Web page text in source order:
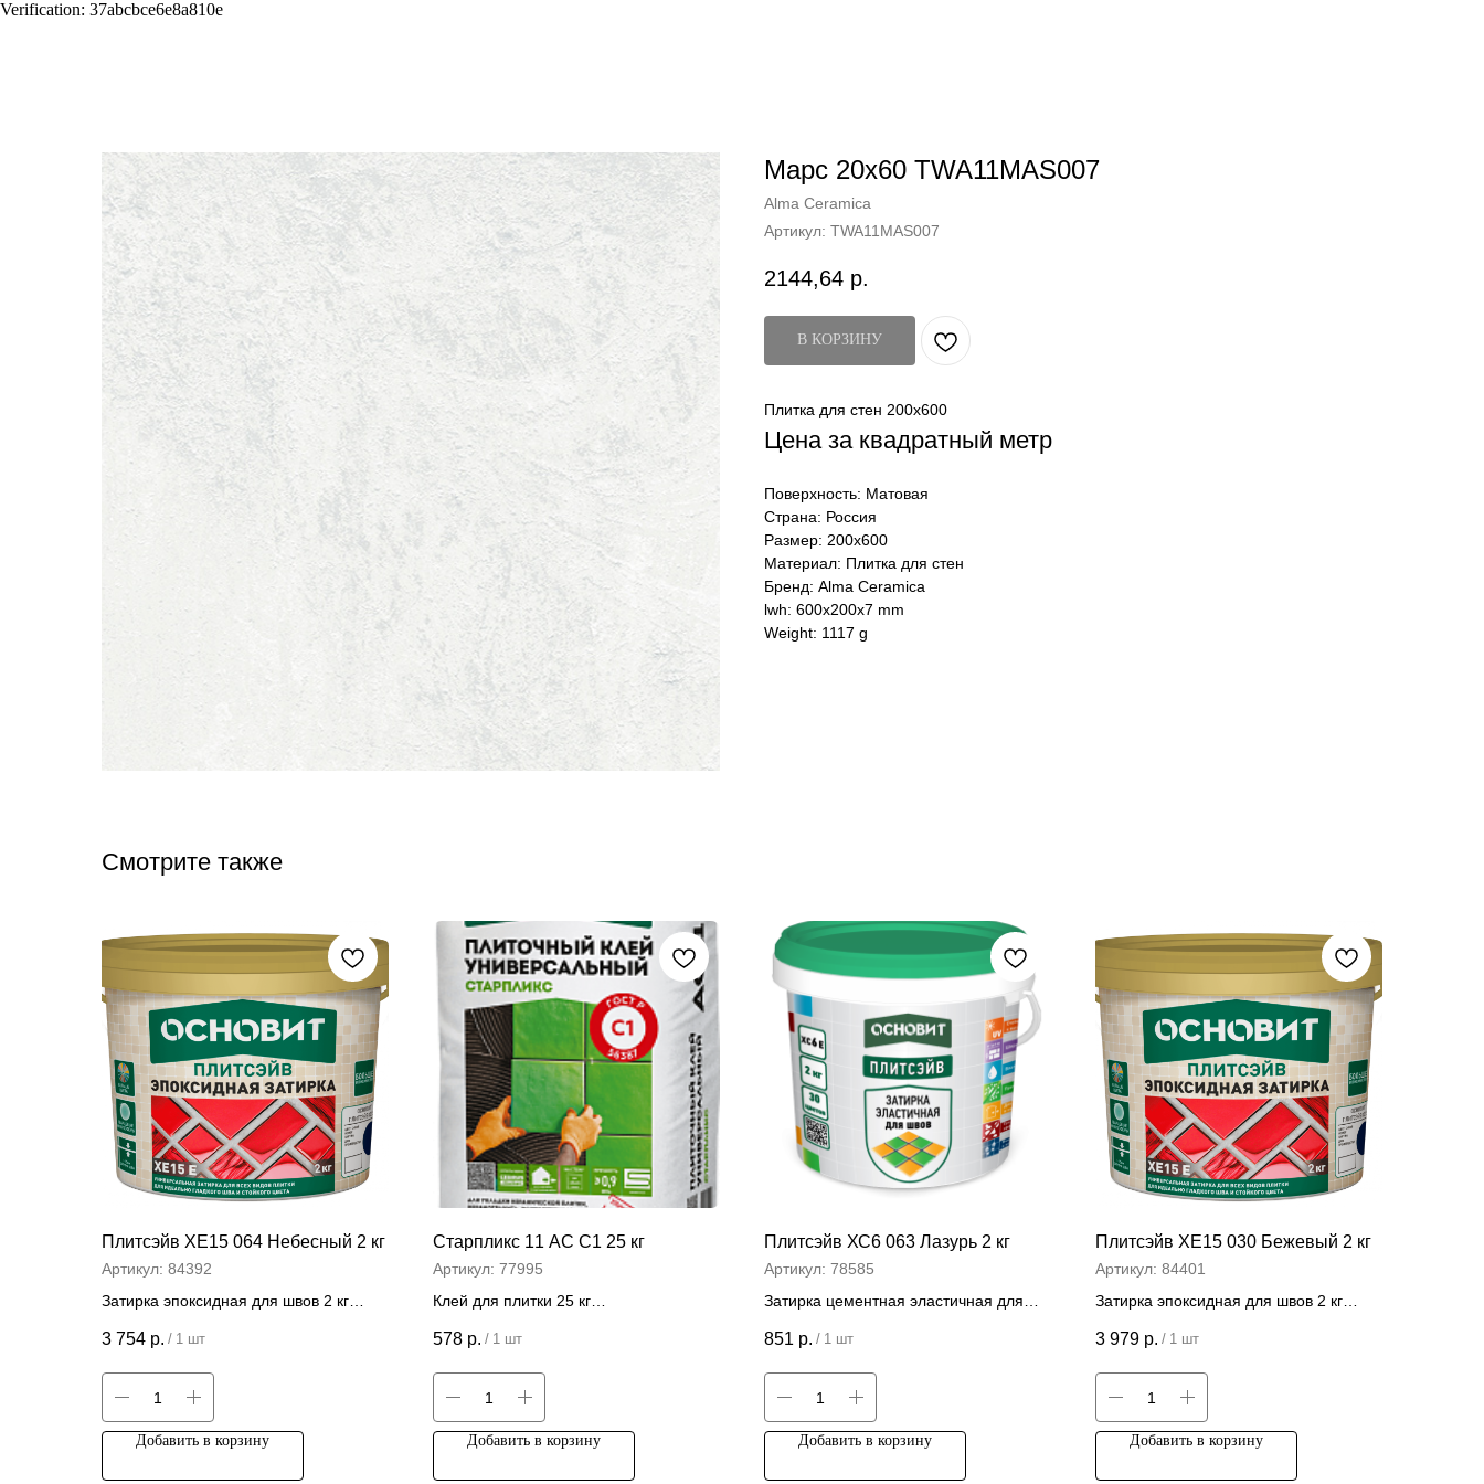
Verification: 37abcbce6e8a810e
Марс 20x60 TWA11MAS007
Alma Ceramica
Артикул: TWA11MAS007
2144,64 р.
В КОРЗИНУ
Плитка для стен 200x600
Цена за квадратный метр
Поверхность: Матовая
Страна: Россия
Размер: 200x600
Материал: Плитка для стен
Бренд: Alma Ceramica
lwh: 600x200x7 mm
Weight: 1117 g
Смотрите также
Плитсэйв ХЕ15 064 Небесный 2 кг
Артикул: 84392
Затирка эпоксидная для швов 2 кг
Цена за штуку
3 754 р. / 1 шт
Добавить в корзину
Старпликс 11 АС C1 25 кг
Артикул: 77995
Клей для плитки 25 кг
Цена за штуку
578 р. / 1 шт
Добавить в корзину
Плитсэйв ХС6 063 Лазурь 2 кг
Артикул: 78585
Затирка цементная эластичная для
Цена за штуку
851 р. / 1 шт
Добавить в корзину
Плитсэйв ХЕ15 030 Бежевый 2 кг
Артикул: 84401
Затирка эпоксидная для швов 2 кг
Цена за штуку
3 979 р. / 1 шт
Добавить в корзину